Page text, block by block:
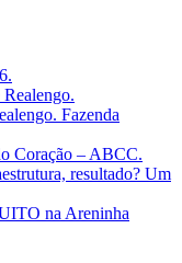
Fazenda
Coração – ABCC.
resultado? Um
na Areninha